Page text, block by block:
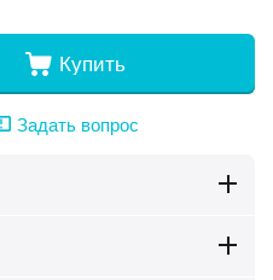
Купить
Задать вопрос